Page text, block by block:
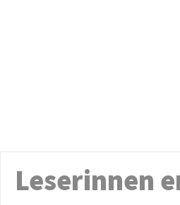
Leserinnen